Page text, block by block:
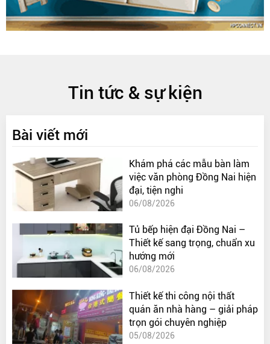
Tin tức & sự kiện
Bài viết mới
Khám phá các mẫu bàn làm
việc văn phòng Đồng Nai hiện
đại, tiện nghi
06/08/2026
Tủ bếp hiện đại Đồng Nai –
Thiết kế sang trọng, chuẩn xu
hướng mới
06/08/2026
Thiết kế thi công nội thất
quán ăn nhà hàng – giải pháp
trọn gói chuyên nghiệp
05/08/2026